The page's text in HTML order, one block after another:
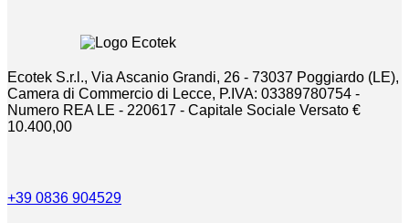
Ecotek S.r.l., Via Ascanio Grandi, 26 - 73037 Poggiardo (LE),
Camera di Commercio di Lecce, P.IVA: 03389780754 -
Numero REA LE - 220617 - Capitale Sociale Versato €
10.400,00
+39 0836 904529